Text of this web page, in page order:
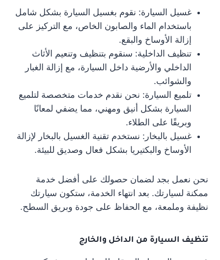
غسيل السيارة: نقوم بغسيل السيارة بشكل شامل
باستخدام الماء والصابون الخاص، مع التركيز على
إزالة الأوساخ والبقع.
تنظيف الداخلية: سنقوم بتنظيف وتنعيم الأثاث
الداخلي والأرضية داخل السيارة، مع إزالة الغبار
والشوائب.
تلميع السيارة: نحن نقدم خدمات متخصصة لتلميع
السيارة بشكل أنيق ومهني، مما يضفي لمعانًا
وبريقًا على الطلاء.
غسيل بالبخار: نستخدم تقنية الغسيل بالبخار لإزالة
الأوساخ والبكتيريا بشكل فعال وصديق للبيئة.
نحن نعمل بجد لضمان حصولك على أفضل خدمة
ممكنة لسيارتك. بعد انتهاء الخدمة، ستكون سيارتك
نظيفة وملمعة، مع الحفاظ على جودة وبريق السطح.
تنظيف السيارة من الداخل والخارج